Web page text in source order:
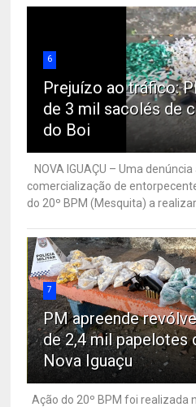
6
Prejuízo ao tráfico:
de 3 mil sacolés de
do Boi
NOVA IGUAÇU – Uma
comercialização de
do 20º BPM (Mesquita) a
7
PM apreende
de 2,4 mil papelotes
Nova Iguaçu
Ação do 20º BPM foi realizada